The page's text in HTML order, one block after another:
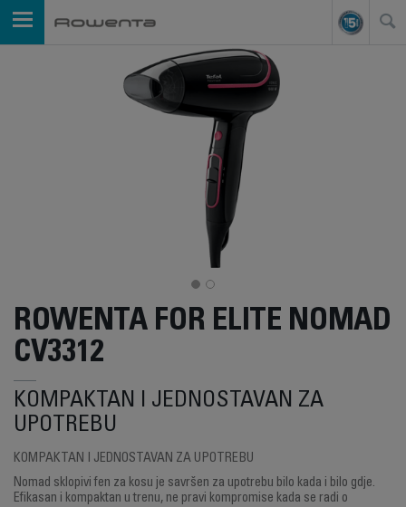
ROWENTA FOR ELITE NOMAD
CV3312
KOMPAKTAN I JEDNOSTAVAN ZA
UPOTREBU
KOMPAKTAN I JEDNOSTAVAN ZA UPOTREBU
Nomad sklopivi fen za kosu je savršen za upotrebu bilo kada i bilo gdje.
Efikasan i kompaktan u trenu, ne pravi kompromise kada se radi o